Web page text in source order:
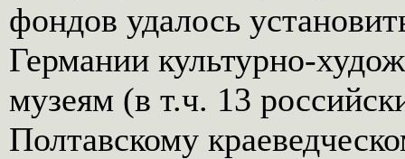
фондов удалось
Германии культурно-
музеям (в т.ч. 13
Полтавскому